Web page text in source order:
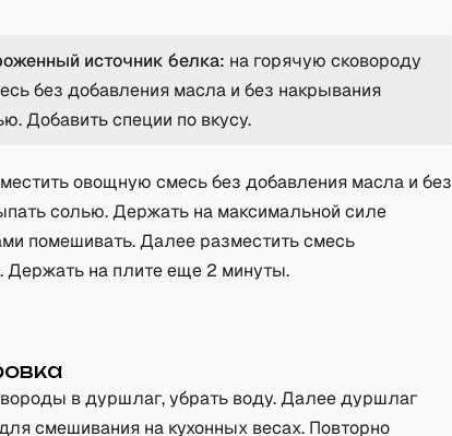
источник белка: на горячую сковороду
без добавления масла и без накрывания
Добавить специи по вкусу.
овощную смесь без добавления масла и без
солью. Держать на максимальной силе
помешивать. Далее разместить смесь
Держать на плите еще 2 минуты.
в дуршлаг, убрать воду. Далее дуршлаг
смешивания на кухонных весах. Повторно